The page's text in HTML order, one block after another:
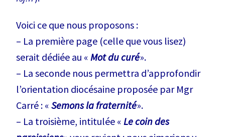
Voici ce que nous proposons :
– La première page (celle que vous lisez)
serait dédiée au « Mot du curé».
– La seconde nous permettra d’approfondir
l’orientation diocésaine proposée par Mgr
Carré : « Semons la fraternité».
– La troisième, intitulée « Le coin des